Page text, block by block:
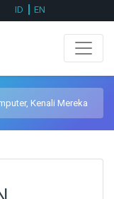
ID EN
Kenali Mereka